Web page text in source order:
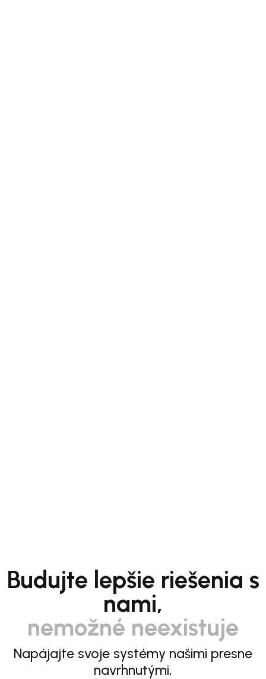
Budujte lepšie riešenia s
nami,
nemožné neexistuje
Napájajte svoje systémy našimi presne
navrhnutými,